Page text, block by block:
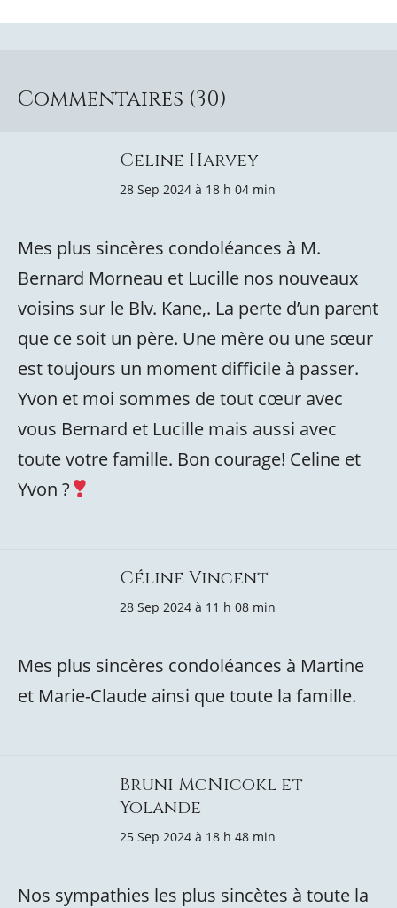
Commentaires (30)
Celine Harvey
28 Sep 2024 à 18 h 04 min
Mes plus sincères condoléances à M.
Bernard Morneau et Lucille nos nouveaux
voisins sur le Blv. Kane,. La perte d’un parent
que ce soit un père. Une mère ou une sœur
est toujours un moment difficile à passer.
Yvon et moi sommes de tout cœur avec
vous Bernard et Lucille mais aussi avec
toute votre famille. Bon courage! Celine et
Yvon ?
Céline Vincent
28 Sep 2024 à 11 h 08 min
Mes plus sincères condoléances à Martine
et Marie-Claude ainsi que toute la famille.
Bruni McNicokl et
Yolande
25 Sep 2024 à 18 h 48 min
Nos sympathies les plus sincètes à toute la